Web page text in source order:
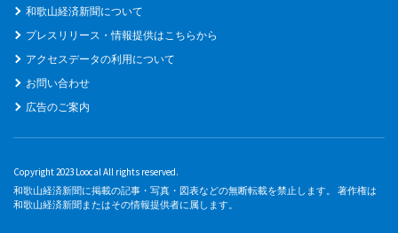
和歌山経済新聞について
プレスリリース・情報提供はこちらから
アクセスデータの利用について
お問い合わせ
広告のご案内
Copyright 2023 Loocal All rights reserved.
和歌山経済新聞に掲載の記事・写真・図表などの無断転載を禁止します。 著作権は
和歌山経済新聞またはその情報提供者に属します。